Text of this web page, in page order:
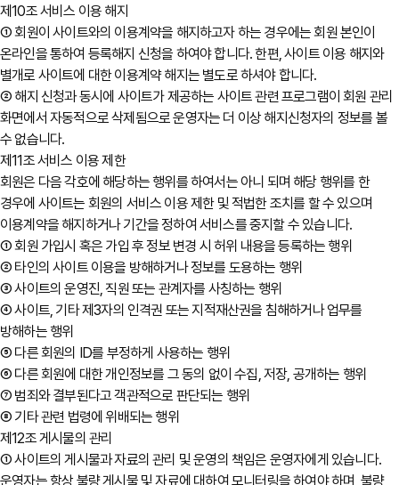
제10조 서비스 이용 해지
① 회원이 사이트와의 이용계약을 해지하고자 하는 경우에는 회원 본인이
온라인을 통하여 등록해지 신청을 하여야 합니다. 한편, 사이트 이용 해지와
별개로 사이트에 대한 이용계약 해지는 별도로 하셔야 합니다.
② 해지 신청과 동시에 사이트가 제공하는 사이트 관련 프로그램이 회원 관리
화면에서 자동적으로 삭제됨으로 운영자는 더 이상 해지신청자의 정보를 볼
수 없습니다.
제11조 서비스 이용 제한
회원은 다음 각호에 해당하는 행위를 하여서는 아니 되며 해당 행위를 한
경우에 사이트는 회원의 서비스 이용 제한 및 적법한 조치를 할 수 있으며
이용계약을 해지하거나 기간을 정하여 서비스를 중지할 수 있습니다.
① 회원 가입시 혹은 가입 후 정보 변경 시 허위 내용을 등록하는 행위
② 타인의 사이트 이용을 방해하거나 정보를 도용하는 행위
③ 사이트의 운영진, 직원 또는 관계자를 사칭하는 행위
④ 사이트, 기타 제3자의 인격권 또는 지적재산권을 침해하거나 업무를
방해하는 행위
⑤ 다른 회원의 ID를 부정하게 사용하는 행위
⑥ 다른 회원에 대한 개인정보를 그 동의 없이 수집, 저장, 공개하는 행위
⑦ 범죄와 결부된다고 객관적으로 판단되는 행위
⑧ 기타 관련 법령에 위배되는 행위
제12조 게시물의 관리
① 사이트의 게시물과 자료의 관리 및 운영의 책임은 운영자에게 있습니다.
운영자는 항상 불량 게시물 및 자료에 대하여 모니터링을 하여야 하며, 불량